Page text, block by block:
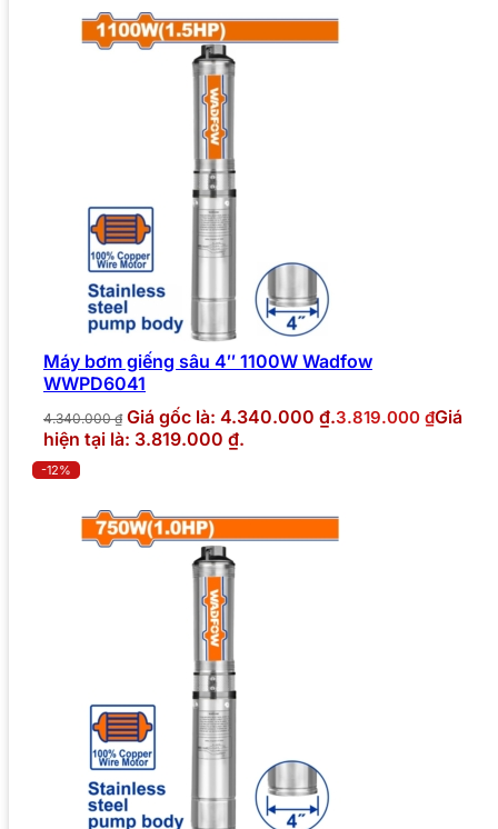
Máy bơm giếng sâu 4″ 1100W Wadfow
WWPD6041
4.340.000₫ Giá gốc là: 4.340.000 ₫.3.819.000 ₫Giá
hiện tại là: 3.819.000 ₫.
-12%